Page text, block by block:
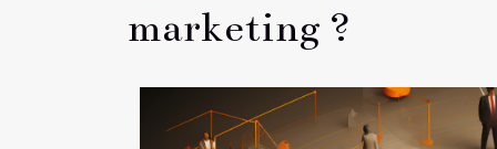
marketing ?